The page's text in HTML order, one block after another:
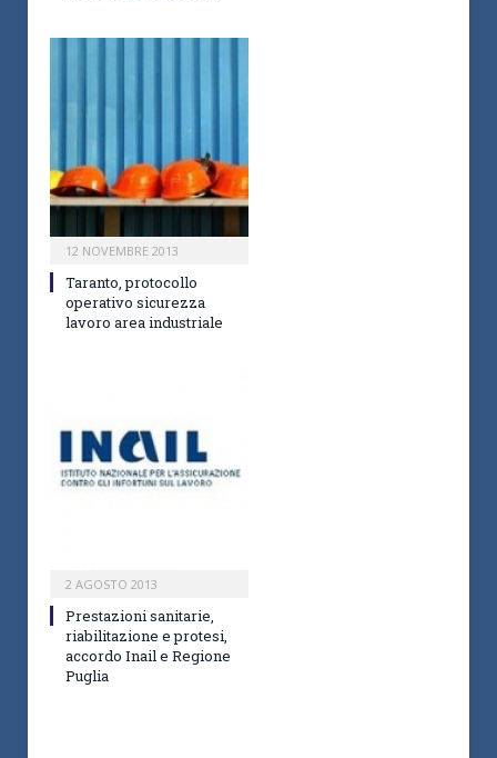
12 NOVEMBRE 2013
Taranto, protocollo
operativo sicurezza
lavoro area industriale
2 AGOSTO 2013
Prestazioni sanitarie,
riabilitazione e protesi,
accordo Inail e Regione
Puglia